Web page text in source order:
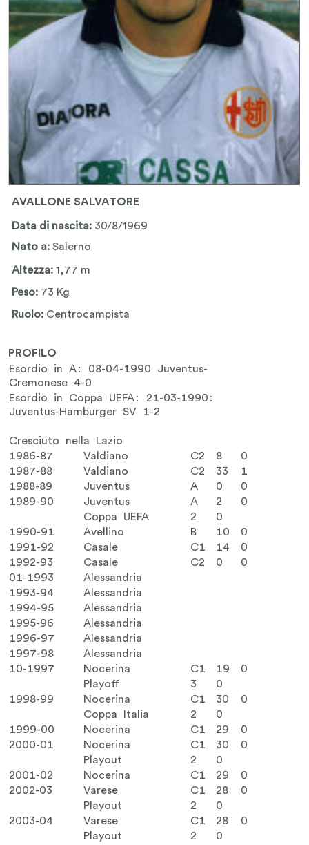
AVALLONE SALVATORE
Data di nascita: 30/8/1969
Nato a:Salerno
Altezza:1,77 m
Peso: 73 Kg
Ruolo: Centrocampista
PROFILO
Esordio in A: 08-04-1990 Juventus-
Cremonese 4-0
Esordio in Coppa UEFA: 21-03-1990:
Juventus-Hamburger SV 1-2
Cresciuto nella Lazio
1986-87
Valdiano C2 8
0
1987-88
Valdiano C2 33
1
1988-89
Juventus A 0
0
1989-90
Juventus A 2
0
Coppa UEFA
2
0
1990-91
Avellino B 10
0
1991-92
Casale C1 14
0
1992-93
Casale C2 0
0
01-1993
Alessandria
1993-94
Alessandria
1994-95
Alessandria
1995-96
Alessandria
1996-97
Alessandria
1997-98
Alessandria
10-1997
Nocerina C1 19
0
Playoff
3
0
1998-99
Nocerina C1 30
0
Coppa Italia
2
0
1999-00
Nocerina C1 29
0
2000-01
Nocerina C1 30
0
Playout
2
0
2001-02
Nocerina C1 29
0
2002-03
Varese C1 28
0
Playout
2
0
2003-04
Varese C1 28
0
Playout
2
0